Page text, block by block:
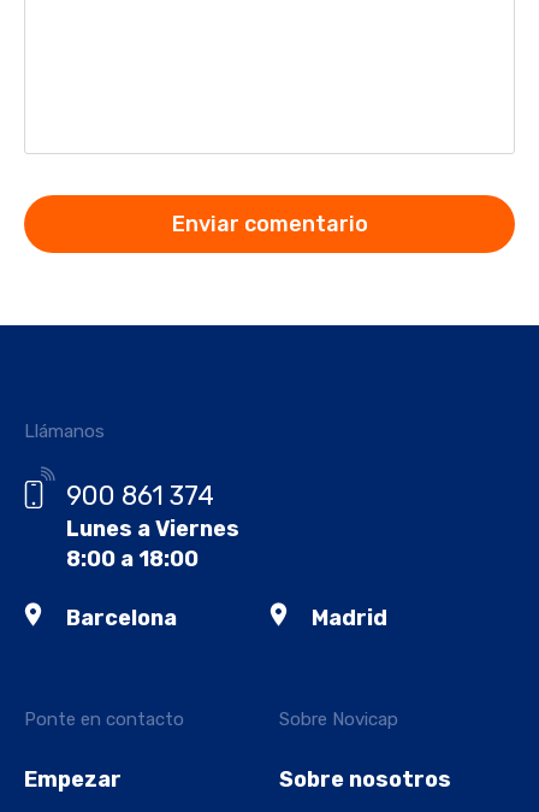
Ponte en contacto
Empezar
Sobre Novicap
Sobre nosotros
Llámanos
900 861 374
Lunes a Viernes
8:00 a 18:00
Barcelona Madrid